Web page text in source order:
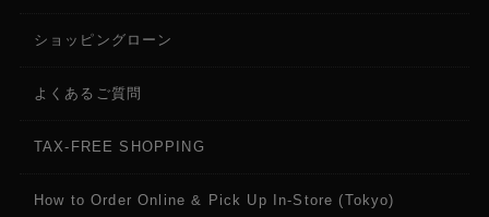
ショッピングローン
よくあるご質問
TAX-FREE SHOPPING
How to Order Online & Pick Up In-Store (Tokyo)